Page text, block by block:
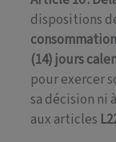
dispositions
consommation
(14) jours
pour exercer
sa décision ni
aux articles